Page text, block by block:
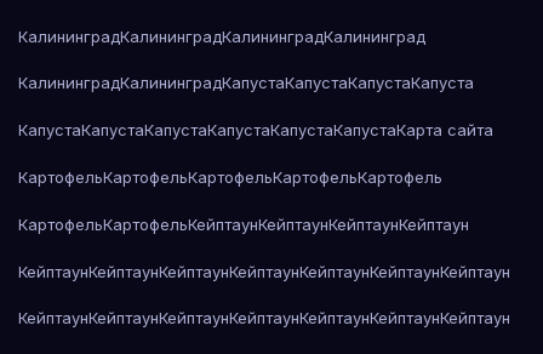
КалининградКалининградКалининградКалининград
КалининградКалининградКапустаКапустаКапустаКапуста
КапустаКапустаКапустаКапустаКапустаКапустаКарта сайта
КартофельКартофельКартофельКартофельКартофель
КартофельКартофельКейптаунКейптаунКейптаунКейптаун
КейптаунКейптаунКейптаунКейптаунКейптаунКейптаунКейптаун
КейптаунКейптаунКейптаунКейптаунКейптаунКейптаунКейптаун